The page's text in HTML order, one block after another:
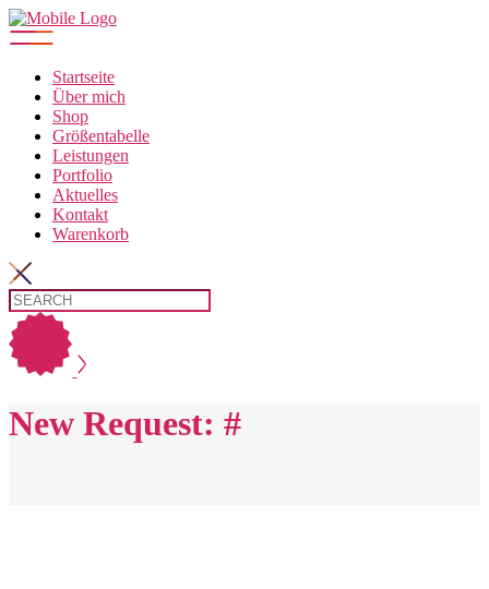
Startseite
Über mich
Shop
Größentabelle
Leistungen
Portfolio
Aktuelles
Kontakt
Warenkorb
New Request: #